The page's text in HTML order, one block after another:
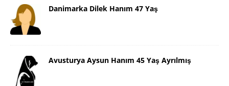
Danimarka Dilek Hanım 47 Yaş
Avusturya Aysun Hanım 45 Yaş Ayrılmış